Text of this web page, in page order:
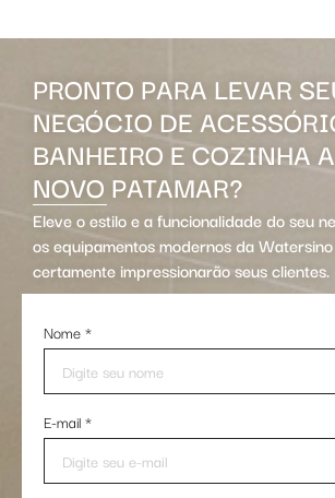
PRONTO PARA LEVAR
NEGÓCIO DE
BANHEIRO E COZINHA
NOVO PATAMAR?
Eleve o estilo e a funcionalidade do seu
os equipamentos modernos da
certamente impressionarão seus clientes.
Nome*
E-mail*